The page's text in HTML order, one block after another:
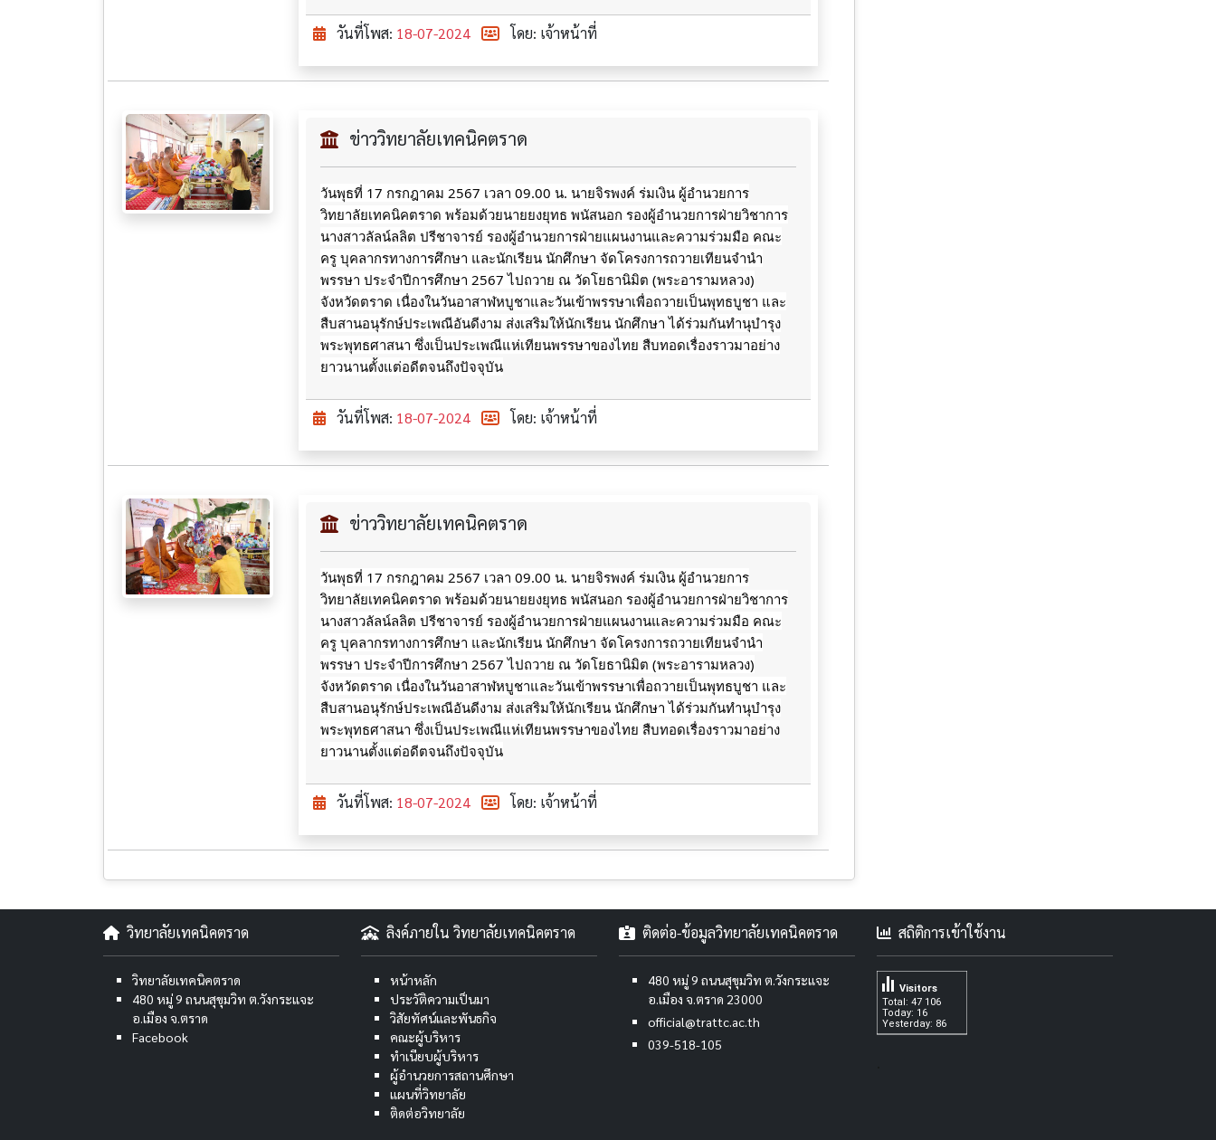
วันที่โพส: 18-07-2024 โดย: เจ้าหน้าที่
ข่าววิทยาลัยเทคนิคตราด
วันพุธที่ 17 กรกฎาคม 2567 เวลา 09.00 น. นายจิรพงค์ ร่มเงิน ผู้อำนวยการ
วิทยาลัยเทคนิคตราด พร้อมด้วยนายยงยุทธ พนัสนอก รองผู้อำนวยการฝ่ายวิชาการ
นางสาวลัลน์ลลิต ปรีชาจารย์ รองผู้อำนวยการฝ่ายแผนงานและความร่วมมือ คณะ
ครู บุคลากรทางการศึกษา และนักเรียน นักศึกษา จัดโครงการถวายเทียนจำนำ
พรรษา ประจำปีการศึกษา 2567 ไปถวาย ณ วัดโยธานิมิต (พระอารามหลวง)
จังหวัดตราด เนื่องในวันอาสาฬหบูชาและวันเข้าพรรษาเพื่อถวายเป็นพุทธบูชา และ
สืบสานอนุรักษ์ประเพณีอันดีงาม ส่งเสริมให้นักเรียน นักศึกษาได้ร่วมกันทำนุบำรุง
พระพุทธศาสนา ซึ่งเป็นประเพณีแห่เทียนพรรษาของไทย สืบทอดเรื่องราวมาอย่าง
ยาวนานตั้งแต่อดีตจนถึงปัจจุบัน
วันที่โพส: 18-07-2024 โดย: เจ้าหน้าที่
ข่าววิทยาลัยเทคนิคตราด
วันพุธที่ 17 กรกฎาคม 2567 เวลา 09.00 น. นายจิรพงค์ ร่มเงิน ผู้อำนวยการ
วิทยาลัยเทคนิคตราด พร้อมด้วยนายยงยุทธ พนัสนอก รองผู้อำนวยการฝ่ายวิชาการ
นางสาวลัลน์ลลิต ปรีชาจารย์ รองผู้อำนวยการฝ่ายแผนงานและความร่วมมือ คณะ
ครู บุคลากรทางการศึกษา และนักเรียน นักศึกษา จัดโครงการถวายเทียนจำนำ
พรรษา ประจำปีการศึกษา 2567 ไปถวาย ณ วัดโยธานิมิต (พระอารามหลวง)
จังหวัดตราด เนื่องในวันอาสาฬหบูชาและวันเข้าพรรษาเพื่อถวายเป็นพุทธบูชา และ
สืบสานอนุรักษ์ประเพณีอันดีงาม ส่งเสริมให้นักเรียน นักศึกษาได้ร่วมกันทำนุบำรุง
พระพุทธศาสนา ซึ่งเป็นประเพณีแห่เทียนพรรษาของไทย สืบทอดเรื่องราวมาอย่าง
ยาวนานตั้งแต่อดีตจนถึงปัจจุบัน
วันที่โพส: 18-07-2024 โดย: เจ้าหน้าที่
วิทยาลัยเทคนิคตราด
วิทยาลัยเทคนิคตราด
480 หมู่ 9 ถนนสุขุมวิท ต.วังกระแจะ
อ.เมือง จ.ตราด
Facebook
ลิงค์ภายใน วิทยาลัยเทคนิคตราด
หน้าหลัก
ประวัติความเป็นมา
วิสัยทัศน์และพันธกิจ
คณะผู้บริหาร
ทำเนียบผู้บริหาร
ผู้อำนวยการสถานศึกษา
แผนที่วิทยาลัย
ติดต่อวิทยาลัย
ติดต่อ-ข้อมูลวิทยาลัยเทคนิคตราด
480 หมู่ 9 ถนนสุขุมวิท ต.วังกระแจะ
อ.เมือง จ.ตราด 23000
official@trattc.ac.th
039-518-105
สถิติการเข้าใช้งาน
Total: 47 106
Today: 16
Yesterday: 86
Visitors